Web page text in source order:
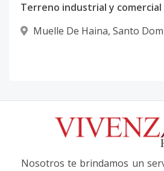
Muelle De Haina, Santo
Nosotros te brindamos un